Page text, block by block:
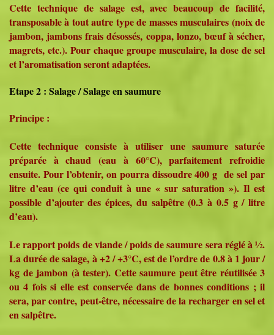
Cette technique de salage est, avec beaucoup de facilité,
transposable à tout autre type de masses musculaires (noix de
jambon, jambons frais désossés, coppa, lonzo, bœuf à sécher,
magrets, etc.). Pour chaque groupe musculaire, la dose de sel
et l’aromatisation seront adaptées.
Etape 2 : Salage / Salage en saumure
Principe :
Cette technique consiste à utiliser une saumure saturée
préparée à chaud (eau à 60°C), parfaitement refroidie
ensuite. Pour l’obtenir, on pourra dissoudre 400 g de sel par
litre d’eau (ce qui conduit à une « sur saturation »). Il est
possible d’ajouter des épices, du salpêtre (0.3 à 0.5 g / litre
d’eau).
Le rapport poids de viande / poids de saumure sera réglé à ½.
La durée de salage, à +2 / +3°C, est de l’ordre de 0.8 à 1 jour /
kg de jambon (à tester). Cette saumure peut être réutilisée 3
ou 4 fois si elle est conservée dans de bonnes conditions ; il
sera, par contre, peut-être, nécessaire de la recharger en sel et
en salpêtre.